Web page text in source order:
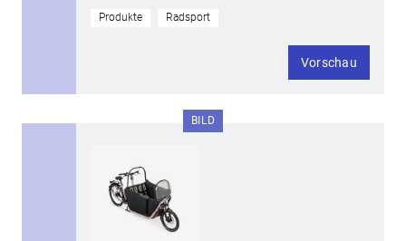
Produkte Radsport
Vorschau
BILD